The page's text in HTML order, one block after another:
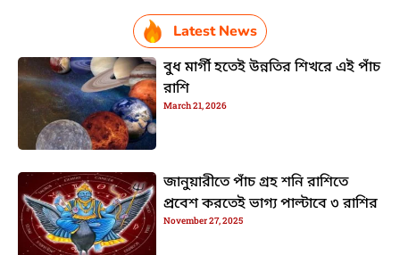
Latest News
বুধ মার্গী হতেই উন্নতির শিখরে এই পাঁচ
রাশি
March 21, 2026
জানুয়ারীতে পাঁচ গ্রহ শনি রাশিতে
প্রবেশ করতেই ভাগ্য পাল্টাবে ৩ রাশির
November 27, 2025